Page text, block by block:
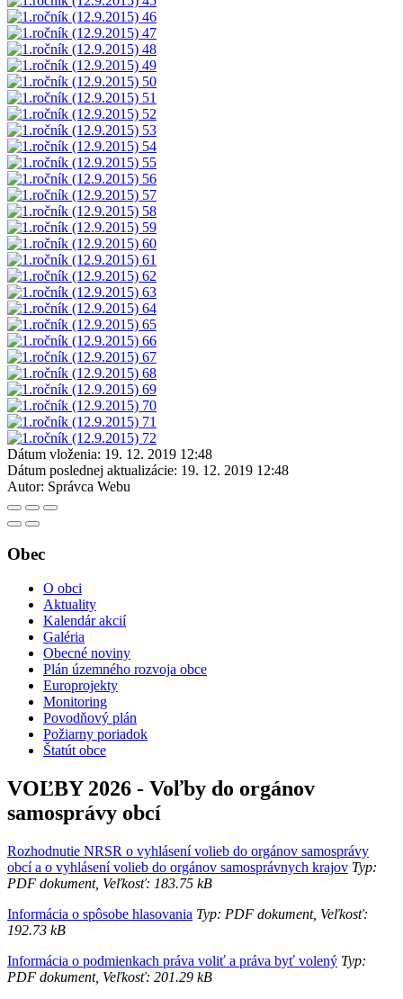
Dátum vloženia: 19. 12. 2019 12:48
Dátum poslednej aktualizácie: 19. 12. 2019 12:48
Autor: Správca Webu
Obec
O obci
Aktuality
Kalendár akcií
Galéria
Obecné noviny
Plán územného rozvoja obce
Europrojekty
Monitoring
Povodňový plán
Požiarny poriadok
Štatút obce
VOĽBY 2026 - Voľby do orgánov
samosprávy obcí
Rozhodnutie NRSR o vyhlásení volieb do orgánov samosprávy
obcí a o vyhlásení volieb do orgánov samosprávnych krajov Typ:
PDF dokument, Veľkosť: 183.75 kB
Informácia o spôsobe hlasovania Typ: PDF dokument, Veľkosť:
192.73 kB
Informácia o podmienkach práva voliť a práva byť volený Typ:
PDF dokument, Veľkosť: 201.29 kB